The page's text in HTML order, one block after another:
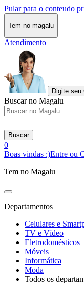
Pular para o conteudo
Tem no magalu
Atendimento
Digite seu
Buscar no Magalu
Buscar
0
Boas vindas :)Entre ou
Tem no Magalu
Departamentos
Celulares e
TV e Vídeo
Eletrodomésticos
Móveis
Informática
Moda
Todos os